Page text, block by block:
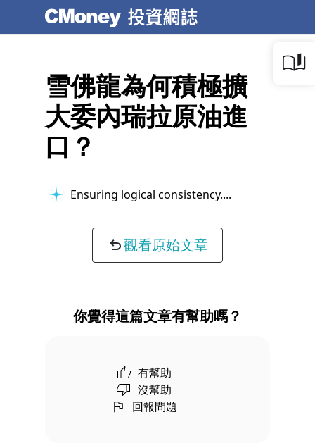
雪佛龍為何積極擴
大委內瑞拉原油進
口？
Ensuring logical consistency...
觀看原始文章
你覺得這篇文章有幫助嗎？
有幫助
沒幫助
回報問題